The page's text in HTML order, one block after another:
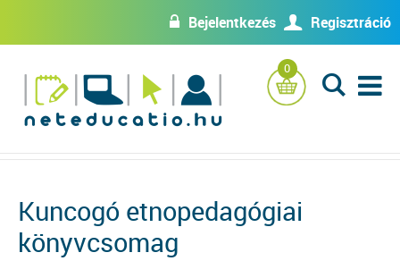
w Bejelentkezés U Regisztráció
0
L
Kuncogó etnopedagógiai
könyvcsomag